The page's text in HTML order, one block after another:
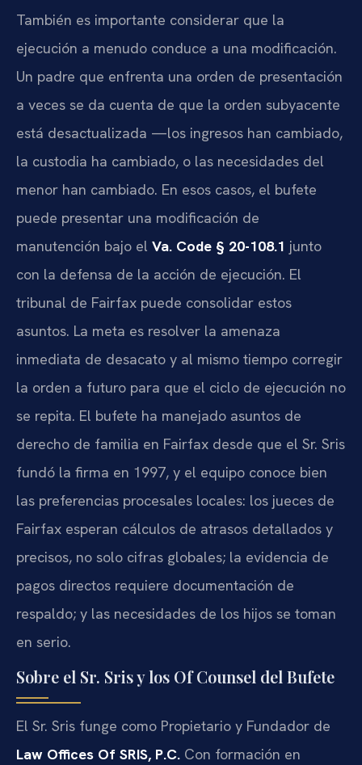
También es importante considerar que la
ejecución a menudo conduce a una modificación.
Un padre que enfrenta una orden de presentación
a veces se da cuenta de que la orden subyacente
está desactualizada —los ingresos han cambiado,
la custodia ha cambiado, o las necesidades del
menor han cambiado. En esos casos, el bufete
puede presentar una modificación de
manutención bajo el Va. Code § 20-108.1 junto
con la defensa de la acción de ejecución. El
tribunal de Fairfax puede consolidar estos
asuntos. La meta es resolver la amenaza
inmediata de desacato y al mismo tiempo corregir
la orden a futuro para que el ciclo de ejecución no
se repita. El bufete ha manejado asuntos de
derecho de familia en Fairfax desde que el Sr. Sris
fundó la firma en 1997, y el equipo conoce bien
las preferencias procesales locales: los jueces de
Fairfax esperan cálculos de atrasos detallados y
precisos, no solo cifras globales; la evidencia de
pagos directos requiere documentación de
respaldo; y las necesidades de los hijos se toman
en serio.
Sobre el Sr. Sris y los Of Counsel del Bufete
El Sr. Sris funge como Propietario y Fundador de
Law Offices Of SRIS, P.C. Con formación en